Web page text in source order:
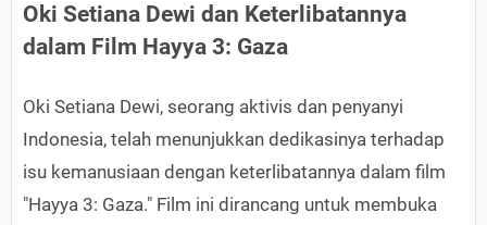
Oki Setiana Dewi dan Keterlibatannya
dalam Film Hayya 3: Gaza
Oki Setiana Dewi, seorang aktivis dan penyanyi
Indonesia, telah menunjukkan dedikasinya terhadap
isu kemanusiaan dengan keterlibatannya dalam film
"Hayya 3: Gaza." Film ini dirancang untuk membuka